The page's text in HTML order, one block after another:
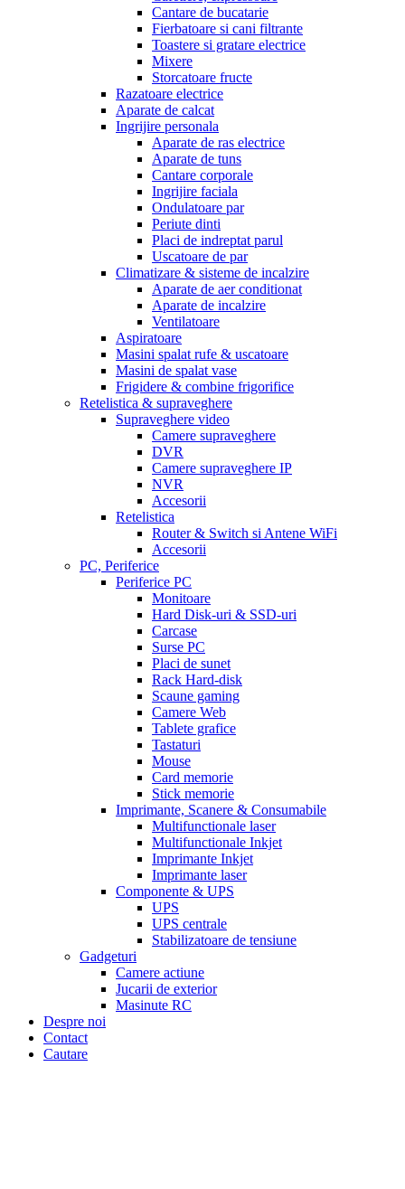
Cantare de bucatarie
Fierbatoare si cani filtrante
Toastere si gratare electrice
Mixere
Storcatoare fructe
Razatoare electrice
Aparate de calcat
Ingrijire personala
Aparate de ras electrice
Aparate de tuns
Cantare corporale
Ingrijire faciala
Ondulatoare par
Periute dinti
Placi de indreptat parul
Uscatoare de par
Climatizare & sisteme de incalzire
Aparate de aer conditionat
Aparate de incalzire
Ventilatoare
Aspiratoare
Masini spalat rufe & uscatoare
Masini de spalat vase
Frigidere & combine frigorifice
Retelistica & supraveghere
Supraveghere video
Camere supraveghere
DVR
Camere supraveghere IP
NVR
Accesorii
Retelistica
Router & Switch si Antene WiFi
Accesorii
PC, Periferice
Periferice PC
Monitoare
Hard Disk-uri & SSD-uri
Carcase
Surse PC
Placi de sunet
Rack Hard-disk
Scaune gaming
Camere Web
Tablete grafice
Tastaturi
Mouse
Card memorie
Stick memorie
Imprimante, Scanere & Consumabile
Multifunctionale laser
Multifunctionale Inkjet
Imprimante Inkjet
Imprimante laser
Componente & UPS
UPS
UPS centrale
Stabilizatoare de tensiune
Gadgeturi
Camere actiune
Jucarii de exterior
Masinute RC
Despre noi
Contact
Cautare